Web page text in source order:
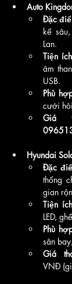
Auto
Đặc
kế
Lan.
Tiện ích
âm
USB.
Phù
cưới
Giá
Hyundai
Đặc
thống
gian
Tiện ích
LED,
Phù
sân
Giá
VNĐ